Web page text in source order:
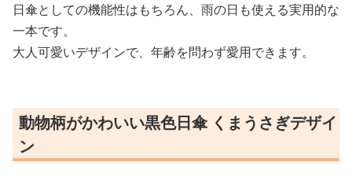
日傘としての機能性はもちろん、雨の日も使える実用的な
一本です。
大人可愛いデザインで、年齢を問わず愛用できます。
動物柄がかわいい黒色日傘 くまうさぎデザイ
ン